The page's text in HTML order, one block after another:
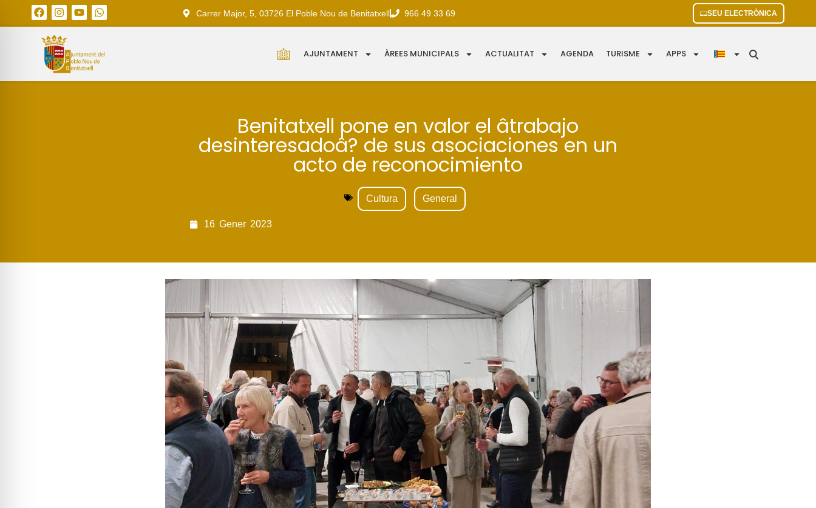
Carrer Major, 5, 03726 El Poble Nou de Benitatxell 966 49 33 69 SEU ELECTRÒNICA
AJUNTAMENT ÀREES MUNICIPALS ACTUALITAT AGENDA TURISME APPS
Benitatxell pone en valor el âtrabajo
desinteresadoâ? de sus asociaciones en un
acto de reconocimiento
Cultura General
16 Gener 2023